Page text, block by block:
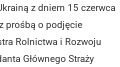
z dniem 15 czerwca
prośbą o podjęcie
Rolnictwa i Rozwoju
Głównego Straży